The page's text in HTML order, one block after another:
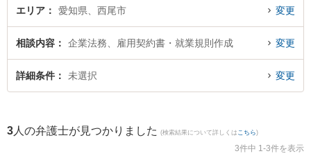
律事務所の坂田 吉郎弁護士や弁護士法人坂田法律事務所の髙木 卓也弁護士、安
成のトラブルを今すぐに弁護士に相談したい』『雇用契約書・就業規則作成の
トラブル解決の実績豊富な近くの弁護士を検索したい』『初回相談無料で雇用
契約書・就業規則作成を法律相談できる西尾市内の弁護士に相談予約したい』
エリア 愛知県、西尾市 変更
相談内容 企業法務、雇用契約書・就業規則作成 変更
詳細条件 未選択 変更
3 人の弁護士が見つかりました (検索結果について詳しくは こちら)
3件中 1-3件を表示